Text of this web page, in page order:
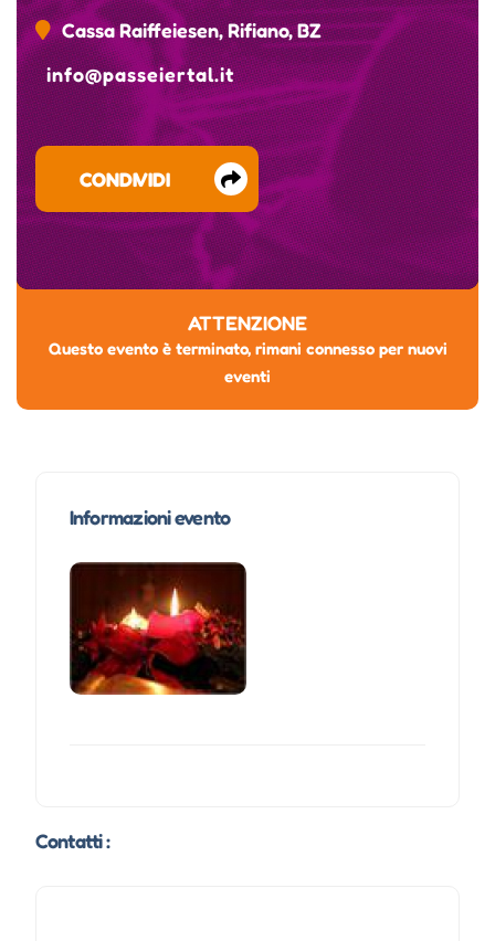
Cassa Raiffeiesen, Rifiano, BZ
info@passeiertal.it
CONDIVIDI
ATTENZIONE
Questo evento è terminato, rimani connesso per nuovi
eventi
Informazioni evento
Contatti :